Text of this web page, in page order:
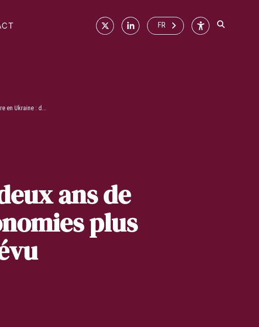
X Linkedin
FR Accessibilité
en Ukraine : d...
ans de
plus